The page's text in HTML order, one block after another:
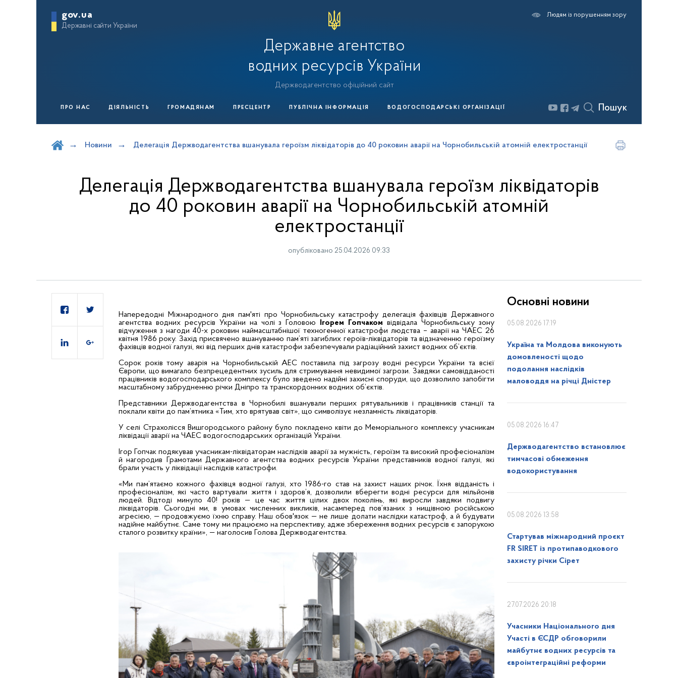
gov.ua
Державні сайти України
Державне агентство
водних ресурсів України
Держводагентство офіційний сайт
Людям із порушенням зору
ПРО НАС ДІЯЛЬНІСТЬ ГРОМАДЯНАМ ПРЕСЦЕНТР ПУБЛІЧНА ІНФОРМАЦІЯ ВОДОГОСПОДАРСЬКІ ОРГАНІЗАЦІЇ Пошук
Новини Делегація Держводагентства вшанувала героїзм ліквідаторів до 40 роковин аварії на Чорнобильській атомній електростанції
Делегація Держводагентства вшанувала героїзм ліквідаторів
до 40 роковин аварії на Чорнобильській атомній
електростанції
опубліковано 25.04.2026 09:33
Напередодні Міжнародного дня пам'яті про Чорнобильську катастрофу делегація фахівців Державного
агентства водних ресурсів України на чолі з Головою
Ігорем Гопчаком відвідала Чорнобильську зону
відчуження з нагоди 40-х роковин наймасштабнішої техногенної катастрофи людства – аварії на ЧАЕС 26
квітня 1986 року. Захід присвячено вшануванню пам’яті загиблих героїв-ліквідаторів та відзначенню героїзму
фахівців водної галузі, які від перших днів катастрофи забезпечували радіаційний захист водних об’єктів.
Сорок років тому аварія на Чорнобильській АЕС поставила під загрозу водні ресурси України та всієї
Європи, що вимагало безпрецедентних зусиль для стримування невидимої загрози. Завдяки самовідданості
працівників водогосподарського комплексу було зведено надійні захисні споруди, що дозволило запобігти
масштабному забрудненню річки Дніпро та транскордонних водних об’єктів.
Представники Держводагентства в Чорнобилі вшанували перших рятувальників і працівників станції та
поклали квіти до пам’ятника «Тим, хто врятував світ», що символізує незламність ліквідаторів.
У селі Страхолісся Вишгородського району було покладено квіти до Меморіального комплексу учасникам
ліквідації аварії на ЧАЕС водогосподарських організацій України.
Ігор Гопчак подякував учасникам-ліквідаторам наслідків аварії за мужність, героїзм та високий професіоналізм
й нагородив Грамотами Державного агентства водних ресурсів України представників водної галузі, які
брали участь у ліквідації наслідків катастрофи.
«Ми пам’ятаємо кожного фахівця водної галузі, хто 1986-го став на захист наших річок. Їхня відданість і
професіоналізм, які часто вартували життя і здоров’я, дозволили вберегти водні ресурси для мільйонів
людей. Відтоді минуло 40! років — це час життя цілих двох поколінь, які виросли завдяки подвигу
ліквідаторів. Сьогодні ми, в умовах численних викликів, насамперед пов’язаних з нищівною російською
агресією, — продовжуємо їхню справу. Наш обов'язок — не лише долати наслідки катастроф, а й будувати
надійне майбутнє. Саме тому ми працюємо на перспективу, адже збереження водних ресурсів є запорукою
сталого розвитку країни», — наголосив Голова Держводагентства.
Основні новини
05.08.2026 17:19
Україна та Молдова виконують
домовленості щодо
подолання наслідків
маловоддя на річці Дністер
05.08.2026 16:47
Держводагентство встановлює
тимчасові обмеження
водокористування
05.08.2026 13:58
Стартував міжнародний проєкт
FR SIRET із протипаводкового
захисту річки Сірет
27.07.2026 20:18
Учасники Національного дня
Участі в ЄСДР обговорили
майбутнє водних ресурсів та
євроінтеграційні реформи